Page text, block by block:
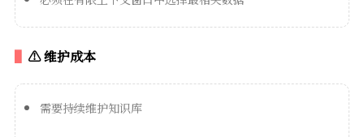
⚠️ 维护成本
需要持续维护知识库